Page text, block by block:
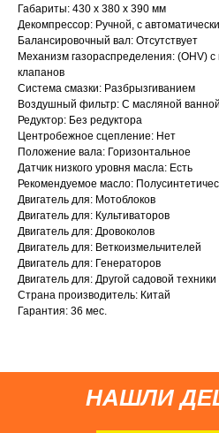
Габариты: 430 x 380 x 390 мм
Декомпрессор: Ручной, с
Балансировочный вал: Отсутствует
Механизм газораспределения: (OHV)
клапанов
Система смазки: Разбрызгиванием
Воздушный фильтр: С масляной ванной
Редуктор: Без редуктора
Центробежное сцепление: Нет
Положение вала: Горизонтальное
Датчик низкого уровня масла: Есть
Рекомендуемое масло:
Двигатель для: Мотоблоков
Двигатель для: Культиваторов
Двигатель для: Дровоколов
Двигатель для: Веткоизмельчителей
Двигатель для: Генераторов
Двигатель для: Другой садовой техники
Страна производитель: Китай
Гарантия: 36 мес.
НАШЛИ
Отправка
БЕЗ
Привезем
БЕСПЛАТНО
Соберем
(по желанию